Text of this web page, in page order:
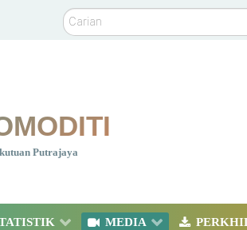
Carian
Putrajaya
MEDIA